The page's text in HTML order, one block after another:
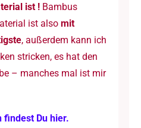
ist !Bambus
ist also mit
, außerdem kann ich
stricken, es hat den
– manches mal ist mir
findest Du hier.